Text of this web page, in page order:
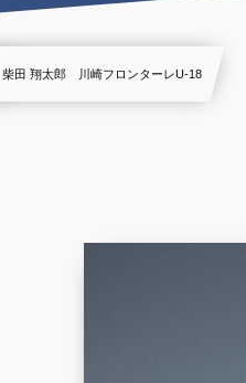
柴田 翔太郎 川崎フロンターレU-18